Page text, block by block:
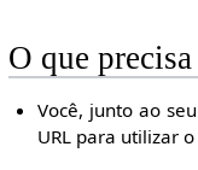
O que
Você, junto ao
URL para utilizar